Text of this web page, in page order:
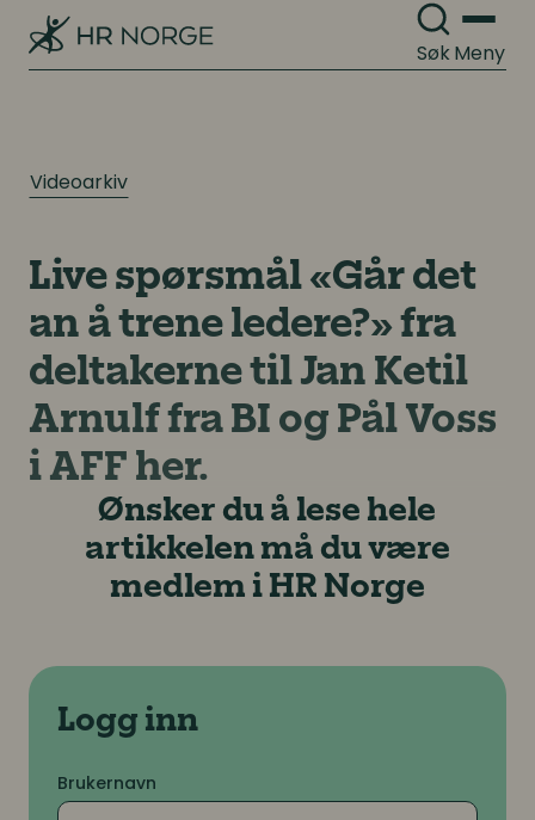
SøkMeny
Videoarkiv
Live spørsmål «Går det
an å trene ledere?» fra
deltakerne til Jan Ketil
Arnulf fra BI og Pål Voss
i AFF her.
Ønsker du å lese hele
artikkelen må du være
medlem i HR Norge
Logg inn
Brukernavn